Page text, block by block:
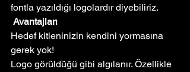
fontla yazıldığı logolardır diyebiliriz.
Avantajları
Hedef kitleninizin kendini yormasına
gerek yok!
Logo görüldüğü gibi algılanır. Özellikle